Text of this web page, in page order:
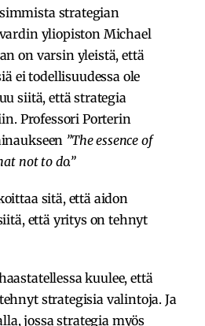
strategian
yliopiston Michael
on varsin yleistä, että
ei todellisuudessa ole
siitä, että strategia
Professori Porterin
”The essence of
not to do.”
sitä, että aidon
että yritys on tehnyt
kuulee, että
strategisia valintoja. Ja
jossa strategia myös